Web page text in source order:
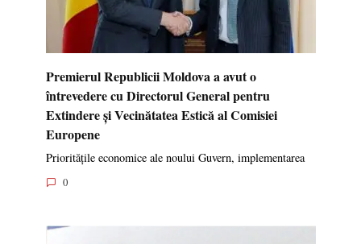
Premierul Republicii Moldova a avut o
întrevedere cu Directorul General pentru
Extindere și Vecinătatea Estică al Comisiei
Europene
Prioritățile economice ale noului Guvern, implementarea
0